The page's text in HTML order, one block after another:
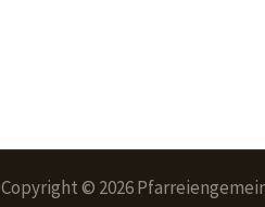
Copyright © 2026